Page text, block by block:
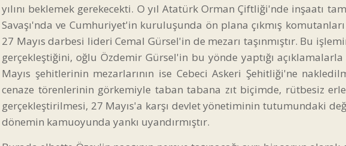
yılını beklemek gerekecekti. O yıl Atatürk Orman Çiftliği'nde inşaatı
Savaşı'nda ve Cumhuriyet'in kuruluşunda ön plana çıkmış komutanları
27 Mayıs darbesi lideri Cemal Gürsel'in de mezarı taşınmıştır. Bu
gerçekleştiğini, oğlu Özdemir Gürsel'in bu yönde yaptığı
Mayıs şehitlerinin mezarlarının ise Cebeci Askeri Şehitliği'ne
cenaze törenlerinin görkemiyle taban tabana zıt biçimde, rütbesiz
gerçekleştirilmesi, 27 Mayıs'a karşı devlet yönetiminin tutumundaki
dönemin kamuoyunda yankı uyandırmıştır.